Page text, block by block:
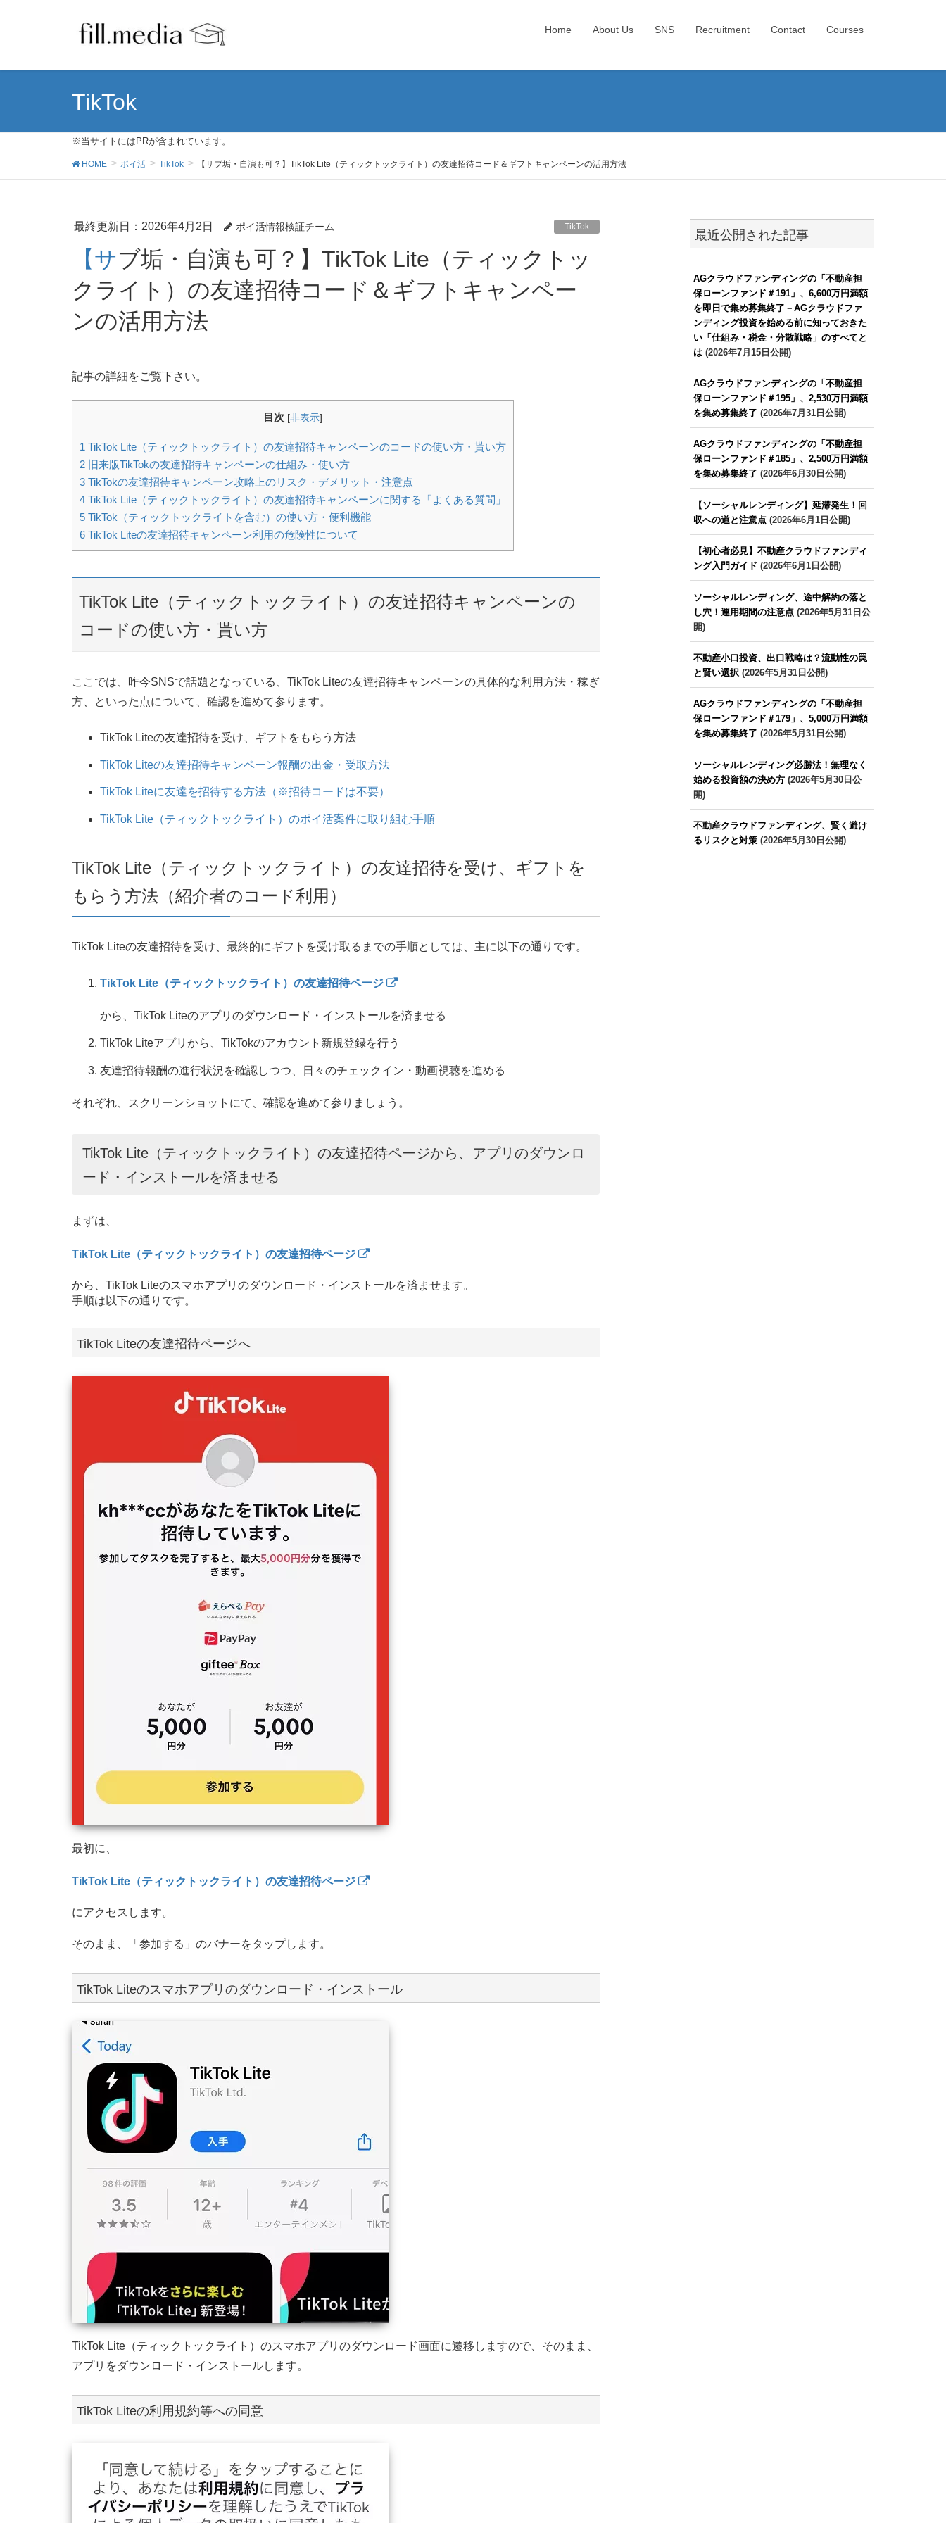
Home About Us SNS Recruitment Contact Courses
TikTok
※当サイトにはPRが含まれています。
HOME ポイ活 TikTok 【サブ垢・自演も可？】TikTok Lite（ティックトックライト）の友達招待コード＆ギフトキャンペーンの活用方法
最終更新日：2026年4月2日 ポイ活情報検証チーム TikTok
【サブ垢・自演も可？】TikTok Lite（ティックトッ
クライト）の友達招待コード＆ギフトキャンペー
ンの活用方法
記事の詳細をご覧下さい。
目次 [非表示]
1 TikTok Lite（ティックトックライト）の友達招待キャンペーンのコードの使い方・貰い方
2 旧来版TikTokの友達招待キャンペーンの仕組み・使い方
3 TikTokの友達招待キャンペーン攻略上のリスク・デメリット・注意点
4 TikTok Lite（ティックトックライト）の友達招待キャンペーンに関する「よくある質問」
5 TikTok（ティックトックライトを含む）の使い方・便利機能
6 TikTok Liteの友達招待キャンペーン利用の危険性について
TikTok Lite（ティックトックライト）の友達招待キャンペーンの
コードの使い方・貰い方
ここでは、昨今SNSで話題となっている、TikTok Liteの友達招待キャンペーンの具体的な利用方法・稼ぎ
方、といった点について、確認を進めて参ります。
TikTok Liteの友達招待を受け、ギフトをもらう方法
TikTok Liteの友達招待キャンペーン報酬の出金・受取方法
TikTok Liteに友達を招待する方法（※招待コードは不要）
TikTok Lite（ティックトックライト）のポイ活案件に取り組む手順
TikTok Lite（ティックトックライト）の友達招待を受け、ギフトを
もらう方法（紹介者のコード利用）
TikTok Liteの友達招待を受け、最終的にギフトを受け取るまでの手順としては、主に以下の通りです。
TikTok Lite（ティックトックライト）の友達招待ページ
から、TikTok Liteのアプリのダウンロード・インストールを済ませる
TikTok Liteアプリから、TikTokのアカウント新規登録を行う
友達招待報酬の進行状況を確認しつつ、日々のチェックイン・動画視聴を進める
それぞれ、スクリーンショットにて、確認を進めて参りましょう。
TikTok Lite（ティックトックライト）の友達招待ページから、アプリのダウンロ
ード・インストールを済ませる
まずは、
TikTok Lite（ティックトックライト）の友達招待ページ
から、TikTok Liteのスマホアプリのダウンロード・インストールを済ませます。
手順は以下の通りです。
TikTok Liteの友達招待ページへ
最初に、
TikTok Lite（ティックトックライト）の友達招待ページ
にアクセスします。
そのまま、「参加する」のバナーをタップします。
TikTok Liteのスマホアプリのダウンロード・インストール
TikTok Lite（ティックトックライト）のスマホアプリのダウンロード画面に遷移しますので、そのまま、
アプリをダウンロード・インストールします。
TikTok Liteの利用規約等への同意
最近公開された記事
AGクラウドファンディングの「不動産担
保ローンファンド＃191」、6,600万円満額
を即日で集め募集終了－AGクラウドファ
ンディング投資を始める前に知っておきた
い「仕組み・税金・分散戦略」のすべてと
は(2026年7月15日公開)
AGクラウドファンディングの「不動産担
保ローンファンド＃195」、2,530万円満額
を集め募集終了 (2026年7月31日公開)
AGクラウドファンディングの「不動産担
保ローンファンド＃185」、2,500万円満額
を集め募集終了 (2026年6月30日公開)
【ソーシャルレンディング】延滞発生！回
収への道と注意点(2026年6月1日公開)
【初心者必見】不動産クラウドファンディ
ング入門ガイド (2026年6月1日公開)
ソーシャルレンディング、途中解約の落と
し穴！運用期間の注意点(2026年5月31日公
開)
不動産小口投資、出口戦略は？流動性の罠
と賢い選択(2026年5月31日公開)
AGクラウドファンディングの「不動産担
保ローンファンド＃179」、5,000万円満額
を集め募集終了 (2026年5月31日公開)
ソーシャルレンディング必勝法！無理なく
始める投資額の決め方(2026年5月30日公
開)
不動産クラウドファンディング、賢く避け
るリスクと対策(2026年5月30日公開)